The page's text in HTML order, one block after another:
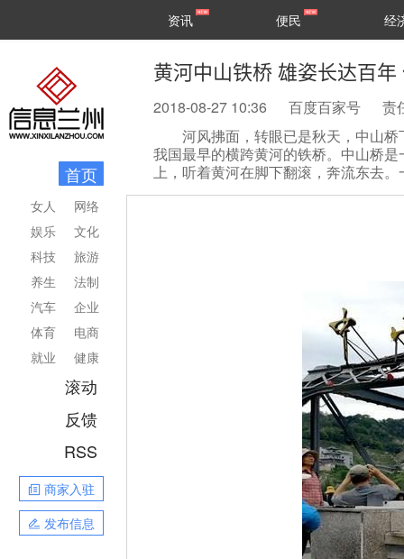
区县
资讯 便民 经
首页
网络
文化
旅游
法制
企业
电商
健康
女人
娱乐
科技
养生
汽车
体育
就业
滚动
反馈
RSS
商家入驻
发布信息
黄河中山铁桥 雄姿长达百
2018-08-27 10:36 百度百家号
责
河风拂面，转眼已是秋天，中山
我国最早的横跨黄河的铁桥。中山桥是
上，听着黄河在脚下翻滚，奔流东去